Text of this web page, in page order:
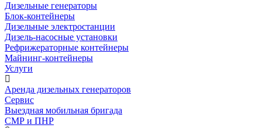
Дизельные генераторы
Блок-контейнеры
Дизельные электростанции
Дизель-насосные установки
Рефрижераторные контейнеры
Майнинг-контейнеры
Услуги
Аренда дизельных генераторов
Сервис
Выездная мобильная бригада
СМР и ПНР